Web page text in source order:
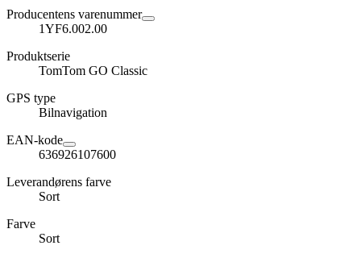
Producentens varenummer
1YF6.002.00
Produktserie
TomTom GO Classic
GPS type
Bilnavigation
EAN-kode
636926107600
Leverandørens farve
Sort
Farve
Sort